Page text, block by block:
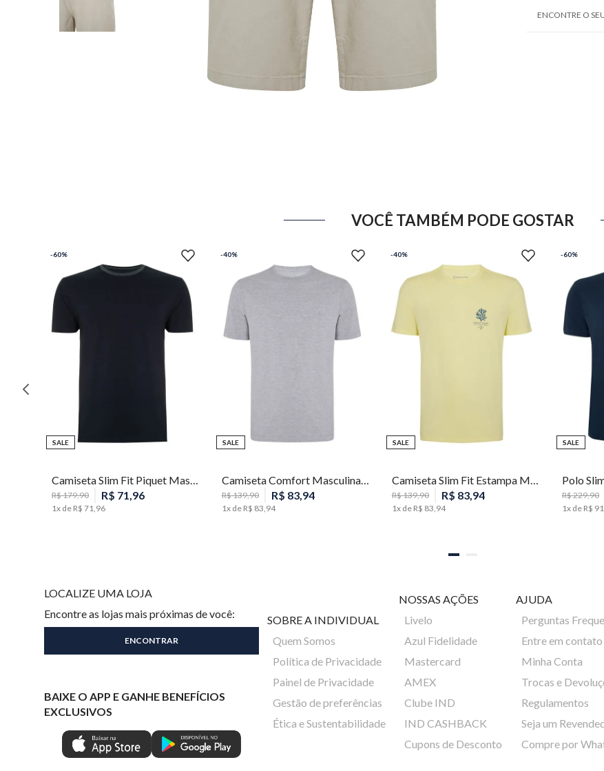
ENCONTRE O
VOCÊ TAMBÉM PODE GOSTAR
-60%
SALE M
R$179,90 R$ 71 96
1x de R$ 71 96
-40%
SALE
Camiseta Comfort Masculina Individual
R$139,90 R$ 83, 94
1x de R$ 83 94
-40%
SALE PP P M
R$139,90 R$ 83, 94
1x de R$ 83 94
-60%
SALE
R$229,90
1x de R$ 91
LOCALIZE UMA LOJA
Encontre as lojas mais próximas de você:
BAIXE O APP E GANHE BENEFÍCIOS
EXCLUSIVOS
SOBRE A INDIVIDUAL
Quem Somos
Política de Privacidade
Painel de Privacidade
Gestão de preferências
Ética e Sustentabilidade
NOSSAS AÇÕES
Livelo
Azul Fidelidade
Mastercard
AMEX
Clube IND
IND CASHBACK
Cupons de Desconto
AJUDA
Perguntas
Entre em contato
Minha Conta
Trocas e
Regulamentos
Seja um
Compre por